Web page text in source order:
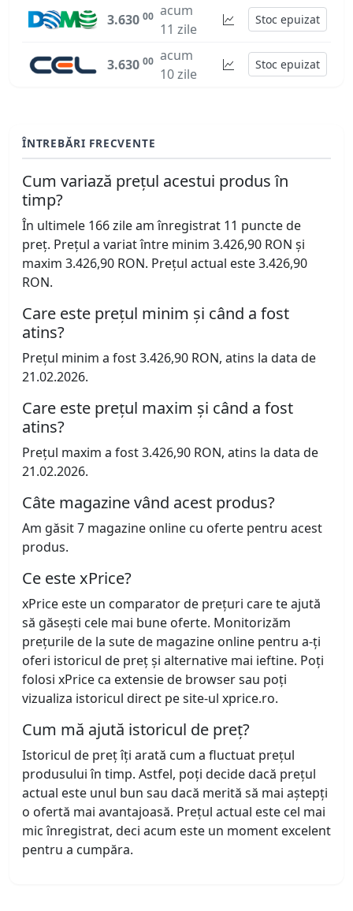
3.630 00 acum
11 zile
Stoc epuizat
3.630 00 acum
10 zile
Stoc epuizat
ÎNTREBĂRI FRECVENTE
Cum variază prețul acestui produs în
timp?
În ultimele 166 zile am înregistrat 11 puncte de
preț. Prețul a variat între minim 3.426,90 RON și
maxim 3.426,90 RON. Prețul actual este 3.426,90
RON.
Care este prețul minim și când a fost
atins?
Prețul minim a fost 3.426,90 RON, atins la data de
21.02.2026.
Care este prețul maxim și când a fost
atins?
Prețul maxim a fost 3.426,90 RON, atins la data de
21.02.2026.
Câte magazine vând acest produs?
Am găsit 7 magazine online cu oferte pentru acest
produs.
Ce este xPrice?
xPrice este un comparator de prețuri care te ajută
să găsești cele mai bune oferte. Monitorizăm
prețurile de la sute de magazine online pentru a-ți
oferi istoricul de preț și alternative mai ieftine. Poți
folosi xPrice ca extensie de browser sau poți
vizualiza istoricul direct pe site-ul xprice.ro.
Cum mă ajută istoricul de preț?
Istoricul de preț îți arată cum a fluctuat prețul
produsului în timp. Astfel, poți decide dacă prețul
actual este unul bun sau dacă merită să mai aștepți
o ofertă mai avantajoasă. Prețul actual este cel mai
mic înregistrat, deci acum este un moment excelent
pentru a cumpăra.